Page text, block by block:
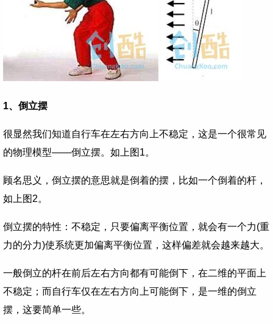
1、倒立摆
很显然我们知道自行车在左右方向上不稳定，这是一个很常见
的物理模型——倒立摆。如上图1。
顾名思义，倒立摆的意思就是倒着的摆，比如一个倒着的杆，
如上图2。
倒立摆的特性：不稳定，只要偏离平衡位置，就会有一个力(重
力的分力)使系统更加偏离平衡位置，这样偏差就会越来越大。
一般倒立的杆在前后左右方向都有可能倒下，在二维的平面上
不稳定；而自行车仅在左右方向上可能倒下，是一维的倒立
摆，这要简单一些。